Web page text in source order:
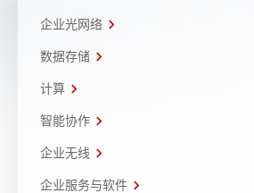
企业光网络
数据存储
计算
智能协作
企业无线
企业服务与软件